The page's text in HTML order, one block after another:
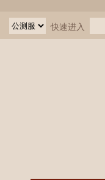
快速进入